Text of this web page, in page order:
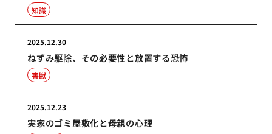
知識
ねずみ駆除、その必要性と放置する恐怖
2025.12.30
害獣
実家のゴミ屋敷化と母親の心理
2025.12.23